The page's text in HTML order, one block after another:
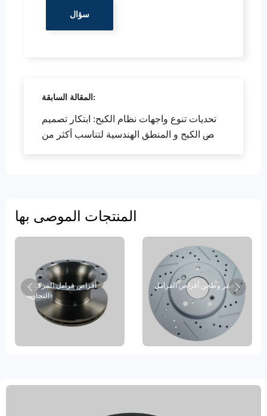
المقالة السابقة:
تحديات تنوع واجهات نظام الكبح: ابتكار تصميم
قرص الكبح و المنطق الهندسية لتناسب أكثر من
المنتجات الموصى بها
أقراص فرامل المركبات
التجارية
حفر وطحن أقراص الفرامل